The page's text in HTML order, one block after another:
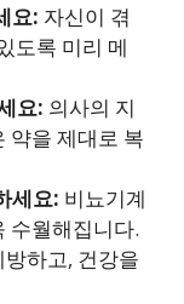
요: 자신이 겪
도록 미리 메
요: 의사의 지
약을 제대로 복
세요: 비뇨기계
수월해집니다.
하고, 건강을